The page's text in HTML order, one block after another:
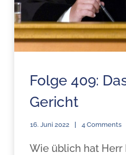
Folge 409:
Gericht
16. Juni 2022 4 Comments
Wie üblich hat Herr